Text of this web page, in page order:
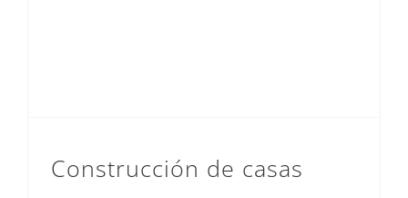
Construcción de casas